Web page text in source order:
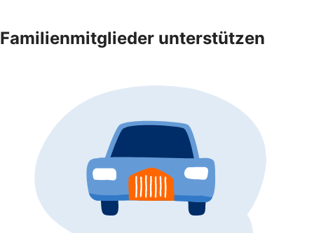
Familienmitglieder unterstützen